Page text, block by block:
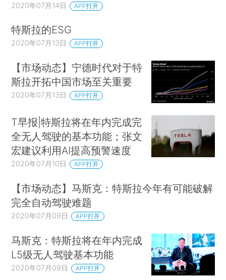
2020年07月14日 APP打开
特斯拉的ESG
2020年07月13日 APP打开
【市场动态】宁德时代对于特
斯拉开拓中国市场至关重要
2020年07月13日 APP打开
T早报|特斯拉将在年内完成完
全无人驾驶的基本功能；张文
宏建议利用AI提高预警速度
2020年07月10日 APP打开
【市场动态】马斯克：特斯拉今年有可能破解
完全自动驾驶难题
2020年07月09日 APP打开
马斯克：特斯拉将在年内完成
L5级无人驾驶基本功能
2020年07月09日 APP打开